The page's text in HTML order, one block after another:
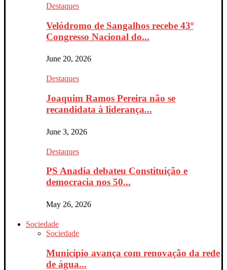
Destaques
Velódromo de Sangalhos recebe 43º
Congresso Nacional do...
June 20, 2026
Destaques
Joaquim Ramos Pereira não se
recandidata à liderança...
June 3, 2026
Destaques
PS Anadia debateu Constituição e
democracia nos 50...
May 26, 2026
Sociedade
Sociedade
Município avança com renovação da rede
de água...